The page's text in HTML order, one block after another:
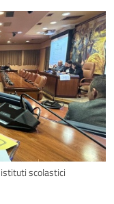
istituti scolastici